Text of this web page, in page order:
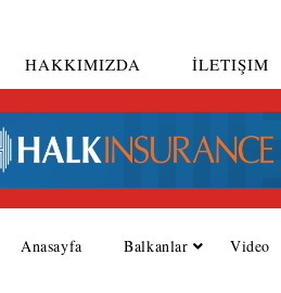
HAKKIMIZDA İLETIŞIM
Anasayfa Balkanlar Video